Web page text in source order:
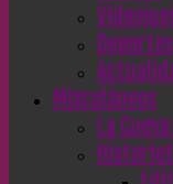
Deportes
Misceláneos
La